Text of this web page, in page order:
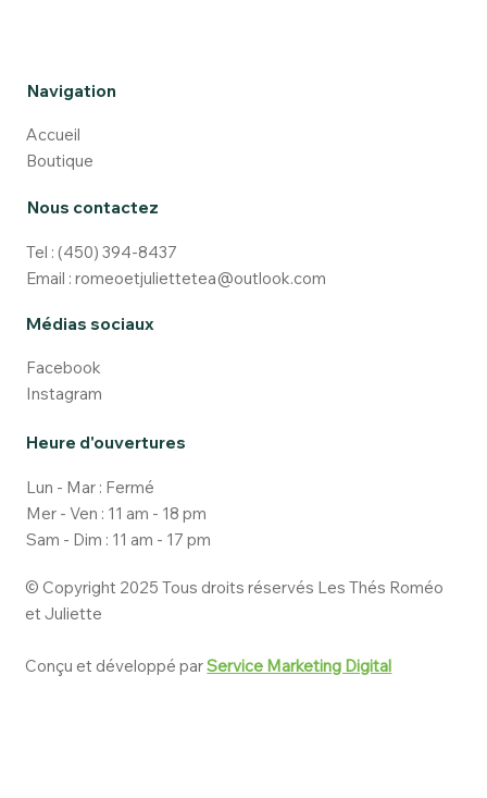
Navigation
Accueil
Boutique
Nous contactez
Tel :(450) 394-8437
Email :romeoetjuliettetea@outlook.com
Médias sociaux
Facebook
Instagram
Heure d'ouvertures
Lun - Mar : Fermé
Mer - Ven : 11 am - 18 pm
Sam - Dim : 11 am - 17 pm
© Copyright 2025 Tous droits réservés Les Thés Roméo
et Juliette
Conçu et développé parService Marketing Digital